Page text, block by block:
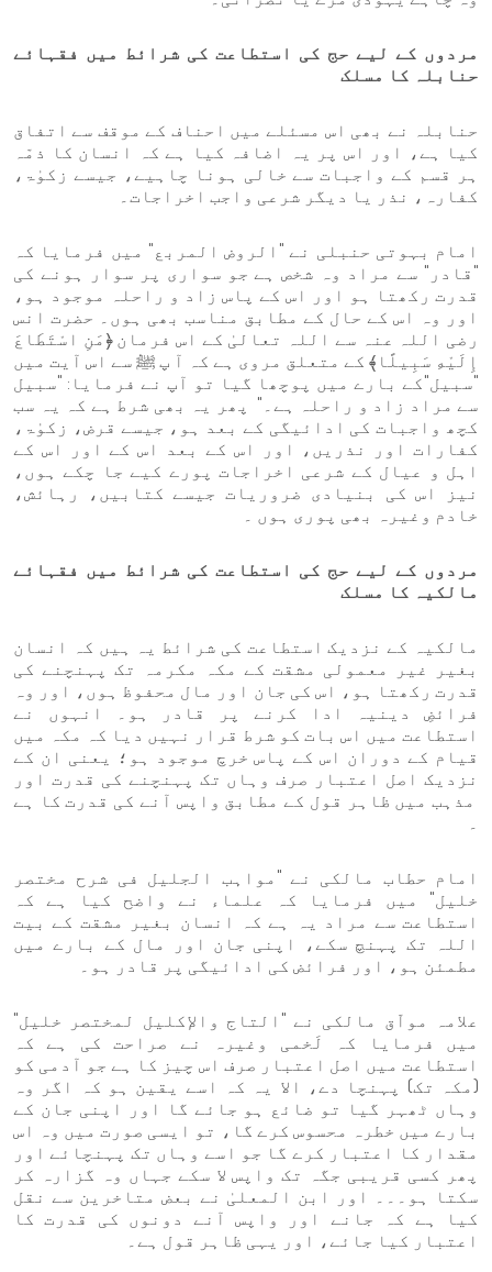
مردوں کے لیے حج کی استطاعت کی شرائط میں فقہائے
حنابلہ کا مسلک
حنابلہ نے بھی اس مسئلے میں احناف کے موقف سے اتفاق
کیا ہے، اور اس پر یہ اضافہ کیا ہے کہ انسان کا ذمّہ
ہر قسم کے واجبات سے خالی ہونا چاہیے، جیسے زکوٰۃ،
کفارہ، نذر یا دیگر شرعی واجب اخراجات۔
امام بہوتی حنبلی نے "الروض المربع" میں فرمایا کہ
"قادر" سے مراد وہ شخص ہے جو سواری پر سوار ہونے کی
قدرت رکھتا ہو اور اس کے پاس زاد و راحلہ موجود ہو،
اور وہ اس کے حال کے مطابق مناسب بھی ہوں۔ حضرت انس
رضی اللہ عنہ سے اللہ تعالیٰ کے اس فرمان ﴿مَنِ اسْتَطَاعَ
إِلَيْهِ سَبِيلًا﴾ کے متعلق مروی ہے کہ آ پ ﷺ سے اس آیت میں
"سبیل"کے بارے میں پوچھا گیا تو آپ نے فرمایا: "سبیل
سے مراد زاد و راحلہ ہے۔" پھر یہ بھی شرط ہے کہ یہ سب
کچھ واجبات کی ادائیگی کے بعد ہو، جیسے قرض، زکوٰۃ،
کفارات اور نذریں، اور اس کے بعد اس کے اور اس کے
اہل و عیال کے شرعی اخراجات پورے کیے جا چکے ہوں،
نیز اس کی بنیادی ضروریات جیسے کتابیں، رہائش،
خادم وغیرہ بھی پوری ہوں ۔
مردوں کے لیے حج کی استطاعت کی شرائط میں فقہائے
مالکیہ کا مسلک
مالکیہ کے نزدیک استطاعت کی شرائط یہ ہیں کہ انسان
بغیر غیر معمولی مشقت کے مکہ مکرمہ تک پہنچنے کی
قدرت رکھتا ہو، اس کی جان اور مال محفوظ ہوں، اور وہ
فرائضِ دینیہ ادا کرنے پر قادر ہو۔ انہوں نے
استطاعت میں اس بات کو شرط قرار نہیں دیا کہ مکہ میں
قیام کے دوران اس کے پاس خرچ موجود ہو؛ یعنی ان کے
نزدیک اصل اعتبار صرف وہاں تک پہنچنے کی قدرت اور
مذہب میں ظاہر قول کے مطابق واپس آنے کی قدرت کا ہے
۔
امام حطاب مالکی نے "مواہب الجلیل فی شرح مختصر
خلیل" میں فرمایا کہ علماء نے واضح کیا ہے کہ
استطاعت سے مراد یہ ہے کہ انسان بغیر مشقت کے بیت
اللہ تک پہنچ سکے، اپنی جان اور مال کے بارے میں
مطمئن ہو، اور فرائض کی ادائیگی پر قادر ہو۔
علامہ مواّق مالکی نے "التاج والإکلیل لمختصر خلیل"
میں فرمایا کہ لَخمی وغیرہ نے صراحت کی ہے کہ
استطاعت میں اصل اعتبار صرف اس چیز کا ہے جو آدمی کو
(مکہ تک) پہنچا دے، الا یہ کہ اسے یقین ہو کہ اگر وہ
وہاں ٹھہر گیا تو ضائع ہو جائے گا اور اپنی جان کے
بارے میں خطرہ محسوس کرے گا، تو ایسی صورت میں وہ اس
مقدار کا اعتبار کرے گا جو اسے وہاں تک پہنچائے اور
پھر کسی قریبی جگہ تک واپس لا سکے جہاں وہ گزارہ کر
سکتا ہو۔۔۔ اور ابن المعلیٰ نے بعض متاخرین سے نقل
کیا ہے کہ جانے اور واپس آنے دونوں کی قدرت کا
اعتبار کیا جائے، اور یہی ظاہر قول ہے۔